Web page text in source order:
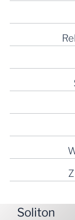
Soliton